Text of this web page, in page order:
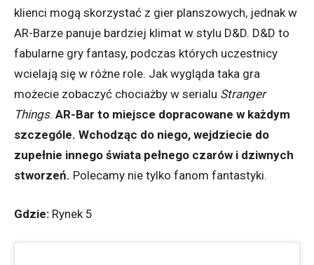
klienci mogą skorzystać z gier planszowych, jednak w
AR-Barze panuje bardziej klimat w stylu D&D. D&D to
fabularne gry fantasy, podczas których uczestnicy
wcielają się w różne role. Jak wygląda taka gra
możecie zobaczyć chociażby w serialu Stranger
Things. AR-Bar to miejsce dopracowane w każdym
szczególe. Wchodząc do niego, wejdziecie do
zupełnie innego świata pełnego czarów i dziwnych
stworzeń. Polecamy nie tylko fanom fantastyki.
Gdzie: Rynek 5